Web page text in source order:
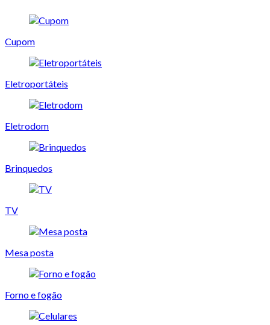
Cupom
Eletroportáteis
Eletrodom
Brinquedos
TV
Mesa posta
Forno e fogão